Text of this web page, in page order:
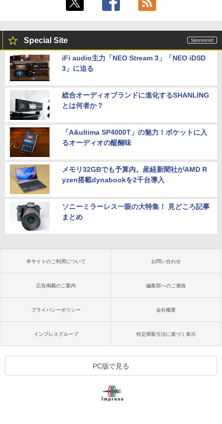
Special Site
iFi audio主力「NEO Stream 3」「NEO iDSD
3」に迫る
総合オーディオブランドに進化するSHANLING
とは何者か？
「A&ultima SP4000T」の魅力！ポケットに入
るオーディオの醍醐味
メモリ32GBでも予算内。産経新聞社がAMD R
yzen搭載dynabookを2千台導入
ソニーミラーレス一眼の大特集！ 見どころ記事
まとめ
本サイトのご利用について お問い合わせ
広告掲載のご案内 編集部へのご連絡
プライバシーポリシー 会社概要
インプレスグループ 特定商取引法に基づく表示
PC版で見る